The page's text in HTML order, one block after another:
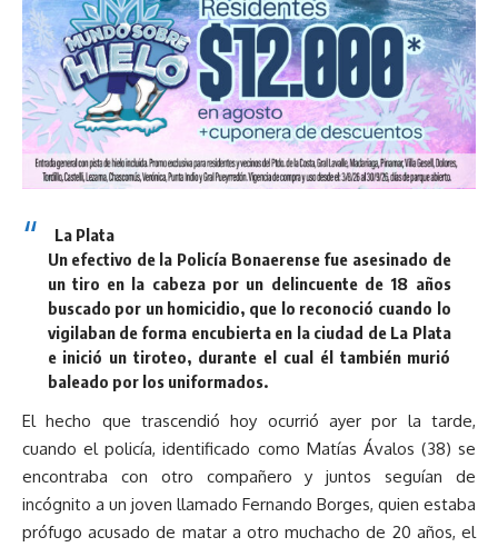
La Plata
Un efectivo de la Policía Bonaerense fue asesinado de
un tiro en la cabeza por un delincuente de 18 años
buscado por un homicidio, que lo reconoció cuando lo
vigilaban de forma encubierta en la ciudad de La Plata
e inició un tiroteo, durante el cual él también murió
baleado por los uniformados.
El hecho que trascendió hoy ocurrió ayer por la tarde,
cuando el policía, identificado como Matías Ávalos (38) se
encontraba con otro compañero y juntos seguían de
incógnito a un joven llamado Fernando Borges, quien estaba
prófugo acusado de matar a otro muchacho de 20 años, el